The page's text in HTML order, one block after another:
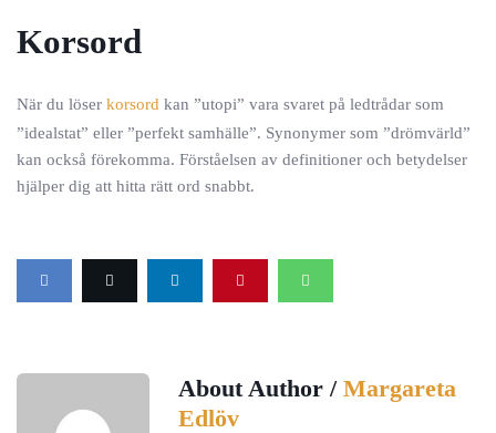
Korsord
När du löser korsord kan ”utopi” vara svaret på ledtrådar som
”idealstat” eller ”perfekt samhälle”. Synonymer som ”drömvärld”
kan också förekomma. Förståelsen av definitioner och betydelser
hjälper dig att hitta rätt ord snabbt.
About Author / Margareta
Edlöv